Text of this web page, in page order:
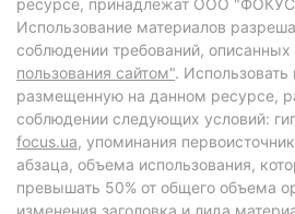
ресурсе, принадлежат ООО
Использование материалов
соблюдении требований, описанных
пользования сайтом".
размещенную на данном ресурсе,
соблюдении следующих условий:
focus.ua, упоминания
абзаца, объема использования,
превышать 50% от общего объема
изменения заголовка и лида